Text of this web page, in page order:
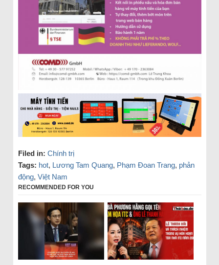
Filed in: Chính trị
Tags: hot, Lương Tam Quang, Phạm Đoan Trang, phản
động, Việt Nam
RECOMMENDED FOR YOU